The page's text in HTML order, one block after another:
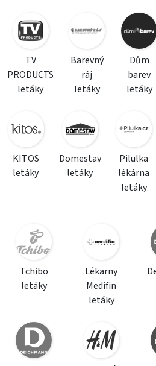
TV
PRODUCTS
letáky
Barevný
ráj
letáky
Dům
barev
letáky
KITOS
letáky
Domestav
letáky
Pilulka
lékárna
letáky
Tchibo
letáky
Lékarny
Medifin
letáky